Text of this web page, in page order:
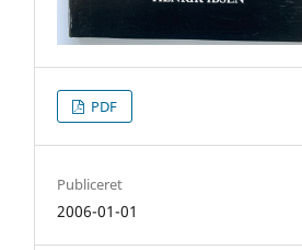
PDF
Publiceret
2006-01-01